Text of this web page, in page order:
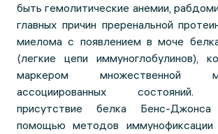
быть гемолитические анемии,
главных причин преренальной
миелома с появлением в моче
(легкие цепи иммуноглобулинов),
маркером множественной
ассоциированных состояний.
присутствие белка Бенс-
помощью методов иммунофиксации